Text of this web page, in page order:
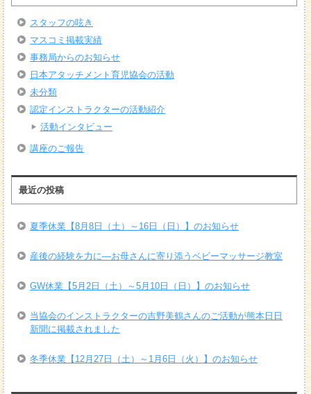
スタッフの呟き
マスコミ掲載実績
事務局からのお知らせ
日本アタッチメント育児協会の活動
未分類
認定インストラクターの活動紹介
活動インタビュー
講座のご報告
最近の投稿
夏季休業【8月8日（土）～16日（日）】のお知らせ
産後の経験を力に―お母さんに寄り添うベビーマッサージ教室
GW休業【5月2日（土）～5月10日（日）】のお知らせ
当協会のインストラクターの吉野美鶴さんのご活動が熊本日日
新聞に掲載されました
冬季休業【12月27日（土）～1月6日（火）】のお知らせ